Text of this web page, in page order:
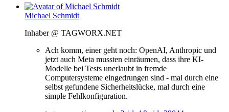
Michael Schmidt
Inhaber @ TAGWORX.NET
Ach komm, einer geht noch: OpenAI, Anthropic und
jetzt auch Meta mussten einräumen, dass ihre KI-
Modelle bei Tests unerlaubt in fremde
Computersysteme eingedrungen sind - mal durch eine
selbst gefundene Sicherheitslücke, mal durch eine
simple Fehlkonfiguration.